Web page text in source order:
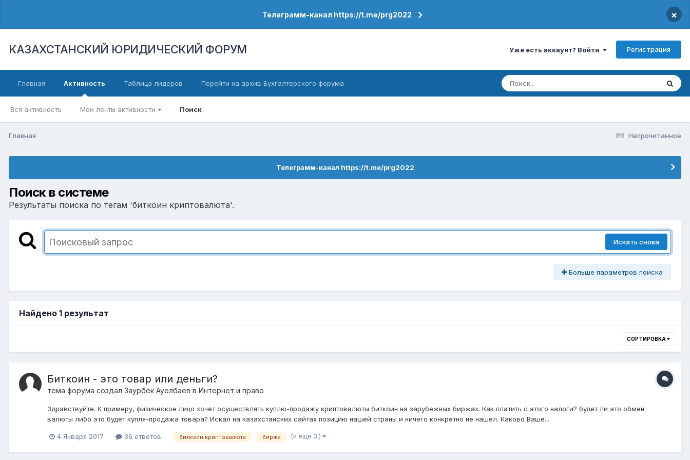
Телеграмм-канал https://t.me/prg2022 ×
КАЗАХСТАНСКИЙ ЮРИДИЧЕСКИЙ ФОРУМ Уже есть аккаунт? Войти Регистрация
Главная Активность
Вся активность Мои ленты активности Поиск
Таблица лидеров Перейти на архив Бухгалтерского форума
Непрочитанное
Главная
Телеграмм-канал https://t.me/prg2022
Поиск в системе
Результаты поиска по тегам 'биткоин криптовалюта'.
Искать снова
Больше параметров поиска
Найдено 1 результат
СОРТИРОВКА
Биткоин - это товар или деньги?
тема форума создал Заурбек Ауелбаев в Интернет и право
Здравствуйте. К примеру, физическое лицо хочет осуществлять куплю-продажу криптовалюты биткоин на зарубежных биржах. Как платить с этого налоги? будет ли это обмен
валюты либо это будет купля-продажа товара? Искал на казахстанских сайтах позицию нашей страны и ничего конкретно не нашел. Каково Ваше...
4 Января 2017 36 ответов биткоин криптовалюта биржа (и еще 3 )